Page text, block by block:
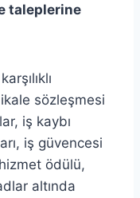
taleplerine
sözleşmesi
iş kaybı
iş güvencesi
ödülü,
altında